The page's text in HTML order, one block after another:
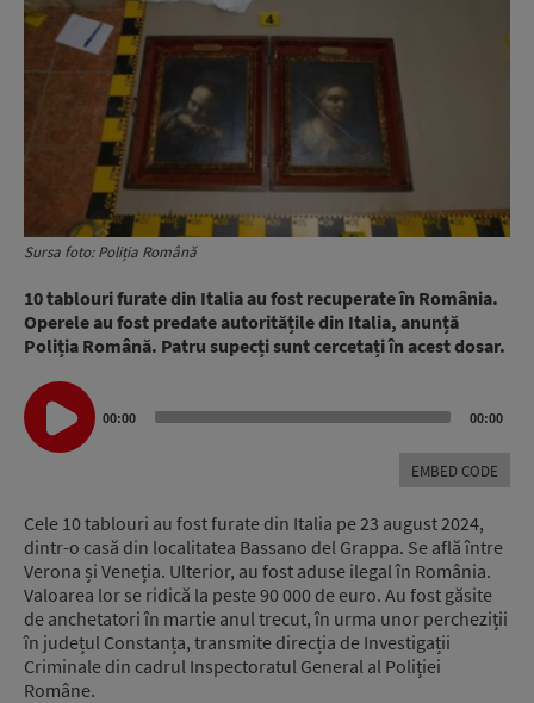
Sursa foto: Poliția Română
10 tablouri furate din Italia au fost recuperate în România.
Operele au fost predate autoritățile din Italia, anunță
Poliția Română. Patru supecți sunt cercetați în acest dosar.
Audio
Player
00:00 00:00
EMBED CODE
Cele 10 tablouri au fost furate din Italia pe 23 august 2024,
dintr-o casă din localitatea Bassano del Grappa. Se află între
Verona și Veneția. Ulterior, au fost aduse ilegal în România.
Valoarea lor se ridică la peste 90 000 de euro. Au fost găsite
de anchetatori în martie anul trecut, în urma unor percheziții
în județul Constanța, transmite direcția de Investigații
Criminale din cadrul Inspectoratul General al Poliției
Române.